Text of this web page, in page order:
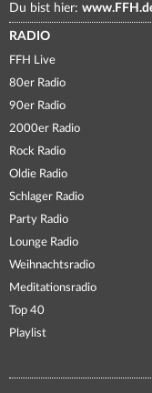
Du bist hier:
RADIO
FFH Live
80er Radio
90er Radio
2000er Radio
Rock Radio
Oldie Radio
Schlager Radio
Party Radio
Lounge Radio
Weihnachtsradio
Meditationsradio
Top 40
Playlist